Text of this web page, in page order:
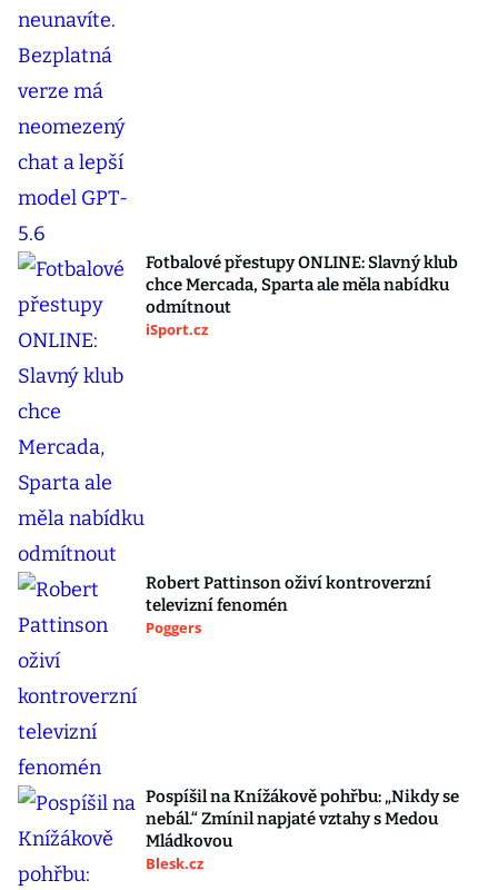
Fotbalové přestupy ONLINE: Slavný klub
chce Mercada, Sparta ale měla nabídku
odmítnout
iSport.cz
Robert Pattinson oživí kontroverzní
televizní fenomén
Poggers
Pospíšil na Knížákově pohřbu: „Nikdy se
nebál.“ Zmínil napjaté vztahy s Medou
Mládkovou
Blesk.cz